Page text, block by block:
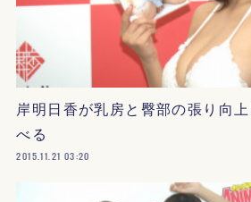
岸明日香が乳房と臀部の張り向
べる
2015.11.21 03:20